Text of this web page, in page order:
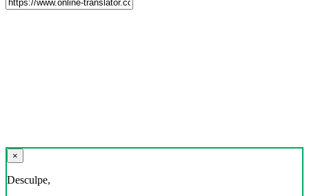
×
Desculpe,